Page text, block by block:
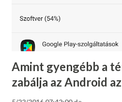
Amint gyengébb a
zabálja az Android